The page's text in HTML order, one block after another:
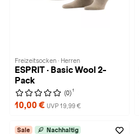
Freizeitsocken · Herren
ESPRIT · Basic Wool 2-
Pack
(0) 1
10,00 € UVP 19,99 €
Sale Nachhaltig